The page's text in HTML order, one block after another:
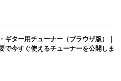
ギター用チューナー（ブラウザ版）｜
で今すぐ使えるチューナーを公開しま